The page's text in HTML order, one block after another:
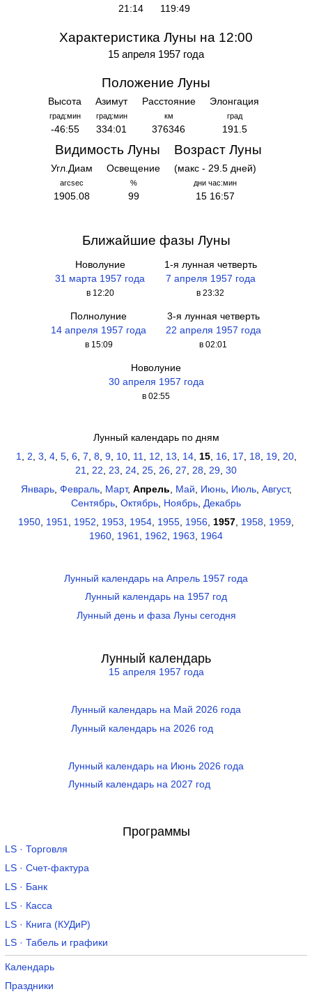
21:14 119:49
Характеристика Луны на 12:00
15 апреля 1957 года
Положение Луны
Высота
град:мин
-46:55
Азимут
град:мин
334:01
Расстояние
км
376346
Элонгация
град
191.5
Видимость Луны
Угл.Диам
arcsec
1905.08
Освещение
%
99
Возраст Луны
(макс - 29.5 дней)
дни час:мин
15 16:57
Ближайшие фазы Луны
Новолуние
31 марта 1957 года
в 12:20
1-я лунная четверть
7 апреля 1957 года
в 23:32
Полнолуние
14 апреля 1957 года
в 15:09
3-я лунная четверть
22 апреля 1957 года
в 02:01
Новолуние
30 апреля 1957 года
в 02:55
Лунный календарь по дням
1, 2, 3, 4, 5, 6, 7, 8, 9, 10, 11, 12, 13, 14, 15, 16, 17, 18, 19, 20,
21, 22, 23, 24, 25, 26, 27, 28, 29, 30
Январь, Февраль, Март, Апрель Май Июнь, Июль, Август,
Сентябрь Октябрь Ноябрь Декабрь
1950 1951 1952 1953 1954 1955 1956 1957 1958 1959
1960 1961 1962 1963 1964
Лунный календарь на Апрель 1957 года
Лунный календарь на 1957 год
Лунный день и фаза Луны сегодня
Лунный календарь
15 апреля 1957 года
Лунный календарь на Май 2026 года
Лунный календарь на 2026 год
Лунный календарь на Июнь 2026 года
Лунный календарь на 2027 год
Программы
LS · Торговля
LS · Счет-фактура
LS · Банк
LS · Касса
LS · Книга (КУДиР)
LS · Табель и графики
Календарь
Праздники